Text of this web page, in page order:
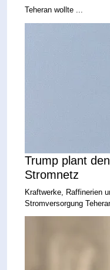
Teheran wollte ...
Trump plant
Stromnetz
Kraftwerke, Raffinerien
Stromversorgung